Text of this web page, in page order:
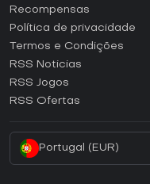
Como ativar uma CD Key
Como ativar uma CD Key
Como ativar uma CD Key
Como ativar uma CD
Recompensas
Política de privacidade
Termos e Condições
RSS Noticias
RSS Jogos
RSS Ofertas
Portugal (EUR)